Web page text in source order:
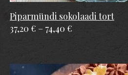
Piparmündi sokolaadi tort
37,20 € – 74,40 €